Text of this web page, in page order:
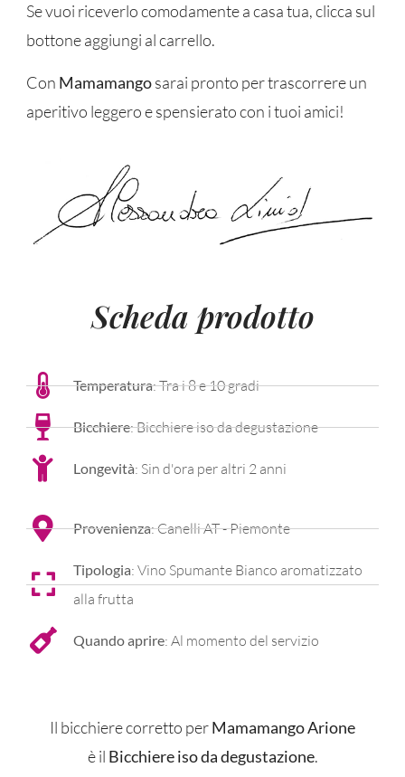
Se vuoi riceverlo comodamente a casa tua, clicca sul
bottone aggiungi al carrello.
Con Mamamangosarai pronto per trascorrere un
aperitivo leggero e spensierato con i tuoi amici!
Scheda prodotto
Temperatura: Tra i 8 e 10 gradi
Bicchiere: Bicchiere iso da degustazione
Longevità: Sin d'ora per altri 2 anni
Provenienza: Canelli AT - Piemonte
Tipologia: Vino Spumante Bianco aromatizzato
alla frutta
Quando aprire: Al momento del servizio
Il bicchiere corretto perMamamango Arione
è il Bicchiere iso da degustazione.